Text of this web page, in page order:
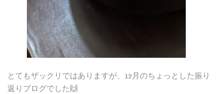
とてもザックリではありますが、12月のちょっとした振り
返りブログでした🙌